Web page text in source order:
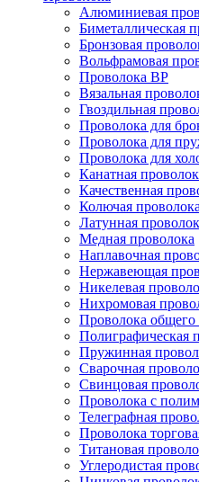
Алюминиевая
Биметаллическая
Бронзовая
Вольфрамовая
Проволока ВР
Вязальная
Гвоздильная
Проволока для
Проволока для
Проволока для
Канатная
Качественная
Колючая проволока
Латунная
Медная проволока
Наплавочная
Нержавеющая
Никелевая
Нихромовая
Проволока общего
Полиграфическая
Пружинная
Сварочная
Свинцовая
Проволока с
Телеграфная
Проволока
Титановая
Углеродистая